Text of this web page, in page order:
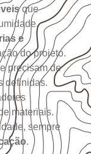
que
e
do projeto.
precisam de
definidas.
materiais.
sempre
.